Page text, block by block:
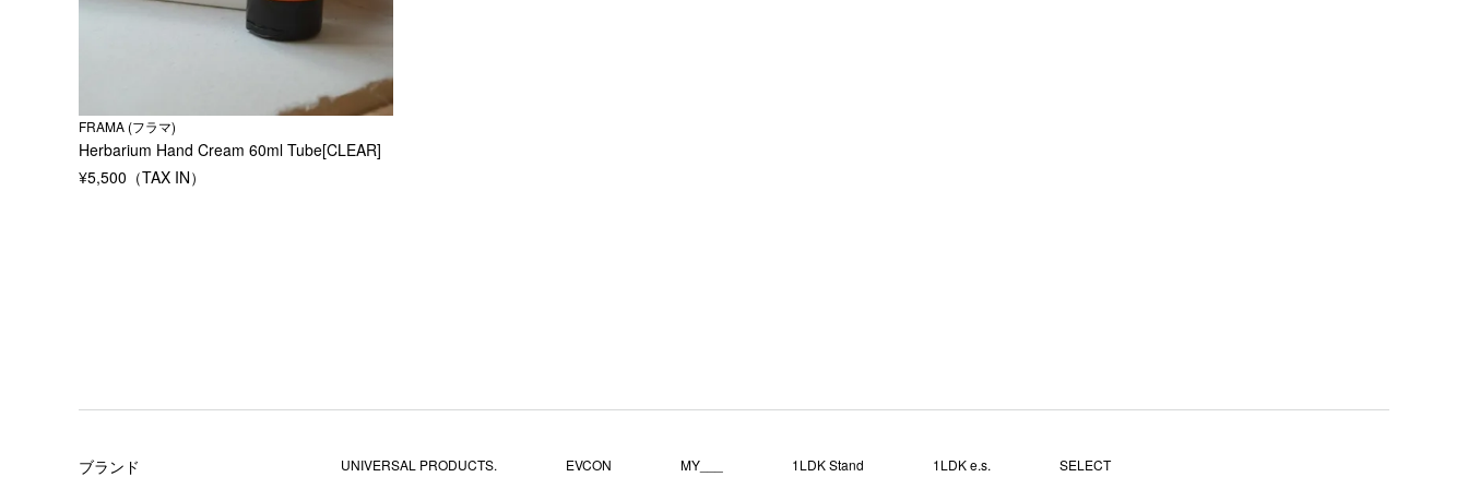
FRAMA (フラマ)
Herbarium Hand Cream 60ml Tube[CLEAR]
¥5,500
ブランド UNIVERSAL PRODUCTS. EVCON MY___ 1LDK Stand 1LDK e.s. SELECT